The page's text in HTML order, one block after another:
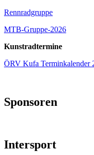
Rennradgruppe
MTB-Gruppe-2026
Kunstradtermine
ÖRV Kufa Terminkalender
Sponsoren
Intersport